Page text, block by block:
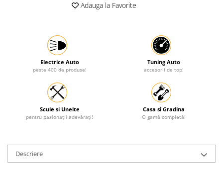
Pompe Combustibil
Protectia muncii
Scule Pneumatice
Slefuitoare
Suport auto
Suport motocicleta
Surubelnite
Utilaje constructie
Adauga la Favorite
Electrice Auto
peste 400 de produse!
Tuning Auto
accesorii de top!
Scule si Unelte
pentru pasionații adevărați!
Casa si Gradina
O gamă completă!
Descriere